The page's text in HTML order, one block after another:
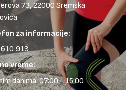
73, 22000 Sremska
za informacije:
913
vreme:
danima: 07:00 - 15:00